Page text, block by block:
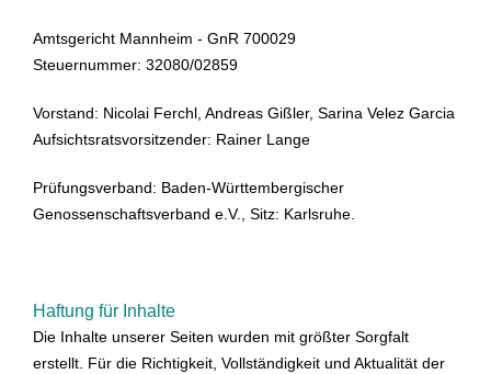
Amtsgericht Mannheim - GnR 700029
Steuernummer: 32080/02859
Vorstand: Nicolai Ferchl, Andreas Gißler, Sarina Velez Garcia
Aufsichtsratsvorsitzender: Rainer Lange
Prüfungsverband: Baden-Württembergischer
Genossenschaftsverband e.V., Sitz: Karlsruhe
Haftung für Inhalte
Die Inhalte unserer Seiten wurden mit größter Sorgfalt
erstellt. Für die Richtigkeit, Vollständigkeit und Aktualität der